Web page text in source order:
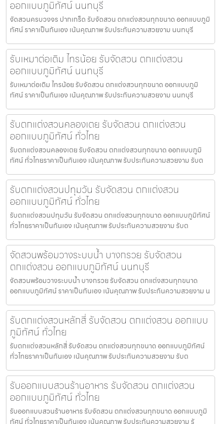
ออกแบบภูมิทัศน์ นนทบุรี
จัดสวนครบวงจร ปากเกร็ด รับจัดสวน ตกแต่งสวนทุกขนาด ออกแบบภูมิ
ทัศน์ ราคาเป็นกันเอง เน้นคุณภาพ รับประกันความสวยงาม นนทบุรี
รับเหมาต่อเติม ไทรน้อย รับจัดสวน ตกแต่งสวน
ออกแบบภูมิทัศน์ นนทบุรี
รับเหมาต่อเติม ไทรน้อย รับจัดสวน ตกแต่งสวนทุกขนาด ออกแบบภูมิ
ทัศน์ ราคาเป็นกันเอง เน้นคุณภาพ รับประกันความสวยงาม นนทบุรี
รับตกแต่งสวนคลองเตย รับจัดสวน ตกแต่งสวน
ออกแบบภูมิทัศน์ ทั่วไทย
รับตกแต่งสวนคลองเตย รับจัดสวน ตกแต่งสวนทุกขนาด ออกแบบภูมิ
ทัศน์ ทั่วไทยราคาเป็นกันเอง เน้นคุณภาพ รับประกันความสวยงาม รับต
รับตกแต่งสวนปทุมวัน รับจัดสวน ตกแต่งสวน
ออกแบบภูมิทัศน์ ทั่วไทย
รับตกแต่งสวนปทุมวัน รับจัดสวน ตกแต่งสวนทุกขนาด ออกแบบภูมิทัศน์
ทั่วไทยราคาเป็นกันเอง เน้นคุณภาพ รับประกันความสวยงาม รับต
จัดสวนพร้อมวางระบบน้ำ บางกรวย รับจัดสวน
ตกแต่งสวน ออกแบบภูมิทัศน์ นนทบุรี
จัดสวนพร้อมวางระบบน้ำ บางกรวย รับจัดสวน ตกแต่งสวนทุกขนาด
ออกแบบภูมิทัศน์ ราคาเป็นกันเอง เน้นคุณภาพ รับประกันความสวยงาม น
รับตกแต่งสวนหลักสี่ รับจัดสวน ตกแต่งสวน ออกแบบ
ภูมิทัศน์ ทั่วไทย
รับตกแต่งสวนหลักสี่ รับจัดสวน ตกแต่งสวนทุกขนาด ออกแบบภูมิทัศน์
ทั่วไทยราคาเป็นกันเอง เน้นคุณภาพ รับประกันความสวยงาม รับต
รับออกแบบสวนร้านอาหาร รับจัดสวน ตกแต่งสวน
ออกแบบภูมิทัศน์ ทั่วไทย
รับออกแบบสวนร้านอาหาร รับจัดสวน ตกแต่งสวนทุกขนาด ออกแบบภูมิ
ทัศน์ ทั่วไทยราคาเป็นกันเอง เน้นคุณภาพ รับประกันความสวยงาม รั